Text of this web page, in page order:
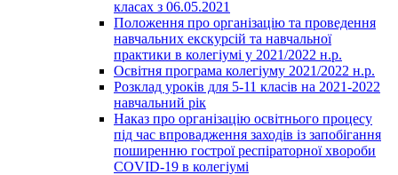
класах з 06.05.2021
Положення про організацію та проведення
навчальних екскурсій та навчальної
практики в колегіумі у 2021/2022 н.р.
Освітня програма колегіуму 2021/2022 н.р.
Розклад уроків для 5-11 класів на 2021-2022
навчальний рік
Наказ про організацію освітнього процесу
під час впровадження заходів із запобігання
поширенню гострої респіраторної хвороби
COVID-19 в колегіумі